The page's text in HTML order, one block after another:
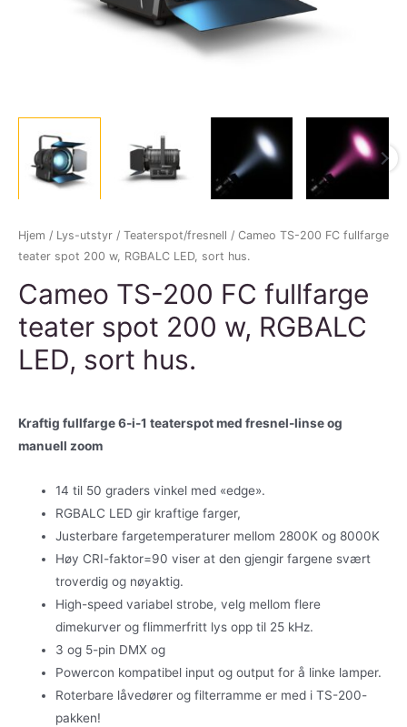
Hjem / Lys-utstyr / Teaterspot/fresnell / Cameo TS-200 FC fullfarge
teater spot 200 w, RGBALC LED, sort hus.
Cameo TS-200 FC fullfarge
teater spot 200 w, RGBALC
LED, sort hus.
Kraftig fullfarge 6-i-1 teaterspot med fresnel-linse og
manuell zoom
14 til 50 graders vinkel med «edge».
RGBALC LED gir kraftige farger,
Justerbare fargetemperaturer mellom 2800K og 8000K
Høy CRI-faktor=90 viser at den gjengir fargene svært
troverdig og nøyaktig.
High-speed variabel strobe, velg mellom flere
dimekurver og flimmerfritt lys opp til 25 kHz.
3 og 5-pin DMX og
Powercon kompatibel input og output for å linke lamper.
Roterbare låvedører og filterramme er med i TS-200-
pakken!